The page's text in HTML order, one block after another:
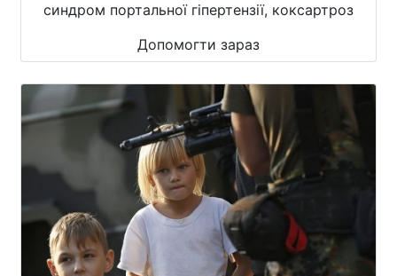
синдром портальної гіпертензії, коксартроз
Допомогти зараз